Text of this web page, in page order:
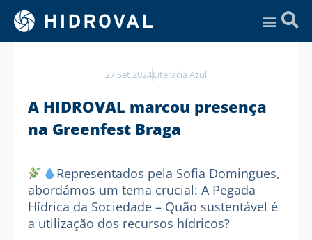
27 Set 2024Literacia Azul
A HIDROVAL marcou presença
na Greenfest Braga
Representados pela Sofia Domingues,
abordámos um tema crucial: A Pegada
Hídrica da Sociedade – Quão sustentável é
a utilização dos recursos hídricos?